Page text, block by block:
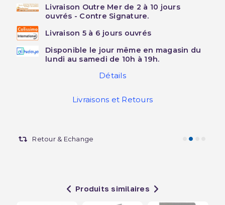
Livraison Outre Mer de 2 à 10 jours
ouvrés - Contre Signature.
Livraison 5 à 6 jours ouvrés
Disponible le jour même en magasin du
lundi au samedi de 10h à 19h.
Détails
Livraisons et Retours
Retour & Echange
Produits similaires